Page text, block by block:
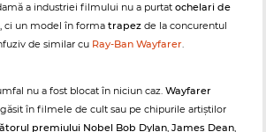
a industriei filmului nu a purtat ochelari de
, ci un model în forma trapez de la concurentul
de similar cu Ray-Ban Wayfarer.
nu a fost blocat în niciun caz. Wayfarer
în filmele de cult sau pe chipurile artiștilor
premiului Nobel Bob Dylan, James Dean,